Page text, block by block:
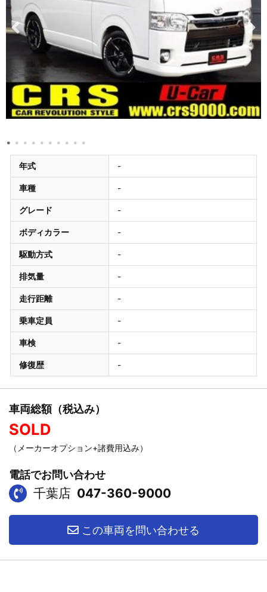
年式 -
車種 -
グレード -
ボディカラー -
駆動方式 -
排気量 -
走行距離 -
乗車定員 -
車検 -
修復歴 -
車両総額（税込み）
SOLD
（メーカーオプション+諸費用込み）
電話でお問い合わせ
千葉店 047-360-9000
この車両を問い合わせる